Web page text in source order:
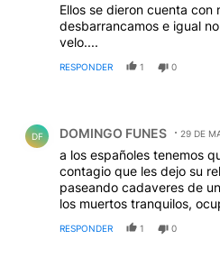
Ellos se dieron cuenta con
desbarrancamos e igual
velo....
RESPONDER 1 0
DF DOMINGO FUNES 29 DE
a los españoles tenemos
contagio que les dejo su
paseando cadaveres de
los muertos tranquilos,
RESPONDER 1 0